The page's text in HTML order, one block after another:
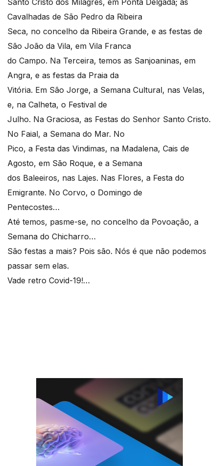
Cavalhadas de São Pedro da Ribeira
Seca, no concelho da Ribeira Grande, e as festas de
São João da Vila, em Vila Franca
do Campo. Na Terceira, temos as Sanjoaninas, em
Angra, e as festas da Praia da
Vitória. Em São Jorge, a Semana Cultural, nas Velas,
e, na Calheta, o Festival de
Julho. Na Graciosa, as Festas do Senhor Santo Cristo.
No Faial, a Semana do Mar. No
Pico, a Festa das Vindimas, na Madalena, Cais de
Agosto, em São Roque, e a Semana
dos Baleeiros, nas Lajes. Nas Flores, a Festa do
Emigrante. No Corvo, o Domingo de
Pentecostes…
Até temos, pasme-se, no concelho da Povoação, a
Semana do Chicharro…
São festas a mais? Pois são. Nós é que não podemos
passar sem elas.
Vade retro Covid-19!…